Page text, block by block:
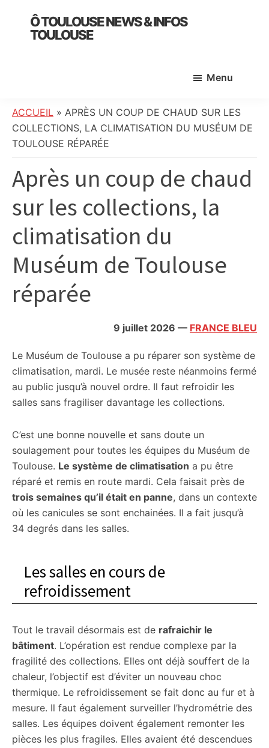
primary
Ô TOULOUSE NEWS & INFOS
TOULOUSE
:
info
locale,
culture,
politique,
météo,
divers
initiatives
citoyennes
Menu
ACCUEIL » APRÈS UN COUP DE CHAUD SUR LES
COLLECTIONS, LA CLIMATISATION DU MUSÉUM DE
TOULOUSE RÉPARÉE
Après un coup de chaud
sur les collections, la
climatisation du
Muséum de Toulouse
réparée
9 juillet 2026 — FRANCE BLEU
Le Muséum de Toulouse a pu réparer son système de
climatisation, mardi. Le musée reste néanmoins fermé
au public jusqu’à nouvel ordre. Il faut refroidir les
salles sans fragiliser davantage les collections.
C’est une bonne nouvelle et sans doute un
soulagement pour toutes les équipes du Muséum de
Toulouse. Le système de climatisation a pu être
réparé et remis en route mardi. Cela faisait près de
trois semaines qu’il était en panne, dans un contexte
où les canicules se sont enchainées. Il a fait jusqu’à
34 degrés dans les salles.
Les salles en cours de
refroidissement
Tout le travail désormais est de rafraichir le
bâtiment. L’opération est rendue complexe par la
fragilité des collections. Elles ont déjà souffert de la
chaleur, l’objectif est d’éviter un nouveau choc
thermique. Le refroidissement se fait donc au fur et à
mesure. Il faut également surveiller l’hydrométrie des
salles. Les équipes doivent également remonter les
pièces les plus fragiles. Elles avaient été descendues